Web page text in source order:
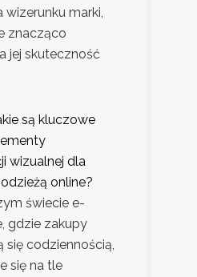
wizerunku marki,
znacząco
jej skuteczność
są kluczowe
wizualnej dla
online?
świecie e-
gdzie zakupy
się codziennością,
się na tle